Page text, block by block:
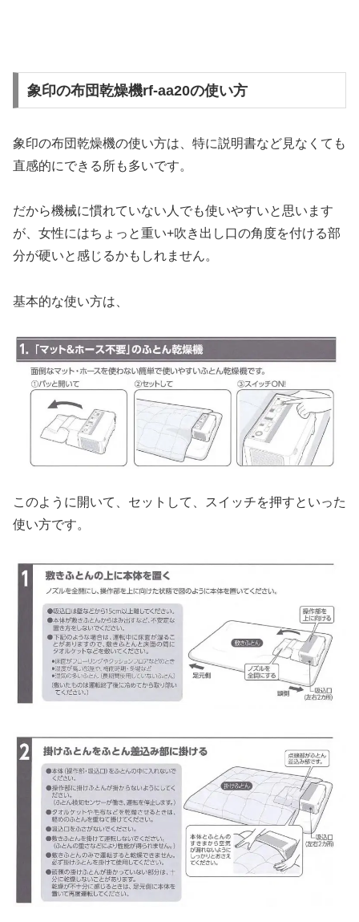
象印の布団乾燥機rf-aa20の使い方
象印の布団乾燥機の使い方は、特に説明書など見なくても
直感的にできる所も多いです。
だから機械に慣れていない人でも使いやすいと思います
が、女性にはちょっと重い+吹き出し口の角度を付ける部
分が硬いと感じるかもしれません。
基本的な使い方は、
このように開いて、セットして、スイッチを押すといった
使い方です。